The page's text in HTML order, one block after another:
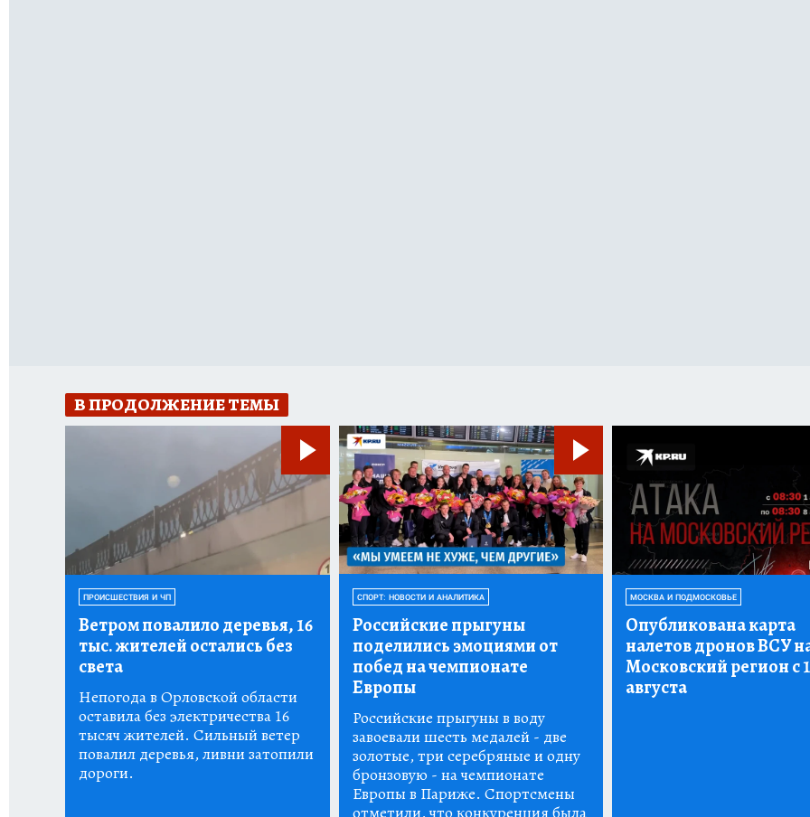
В ПРОДОЛЖЕНИЕ ТЕМЫ
ПРОИСШЕСТВИЯ И ЧП
Ветром повалило деревья, 16
тыс.жителей остались без
света
Непогода в Орловской области
оставила без электричества 16
тысяч жителей. Сильный ветер
повалил деревья, ливни затопили
дороги.
СПОРТ: НОВОСТИ И АНАЛИТИКА
Российские прыгуны
поделились эмоциями от
побед на чемпионате
Европы
Российские прыгуны в воду
завоевали шесть медалей - две
золотые, три серебряные и одну
бронзовую - на чемпионате
Европы в Париже. Спортсмены
отметили, что конкуренция была
МОСКВА И ПОДМОСКОВЬЕ
Опубликована карта
налетов дронов ВСУ
Московский регион с
августа